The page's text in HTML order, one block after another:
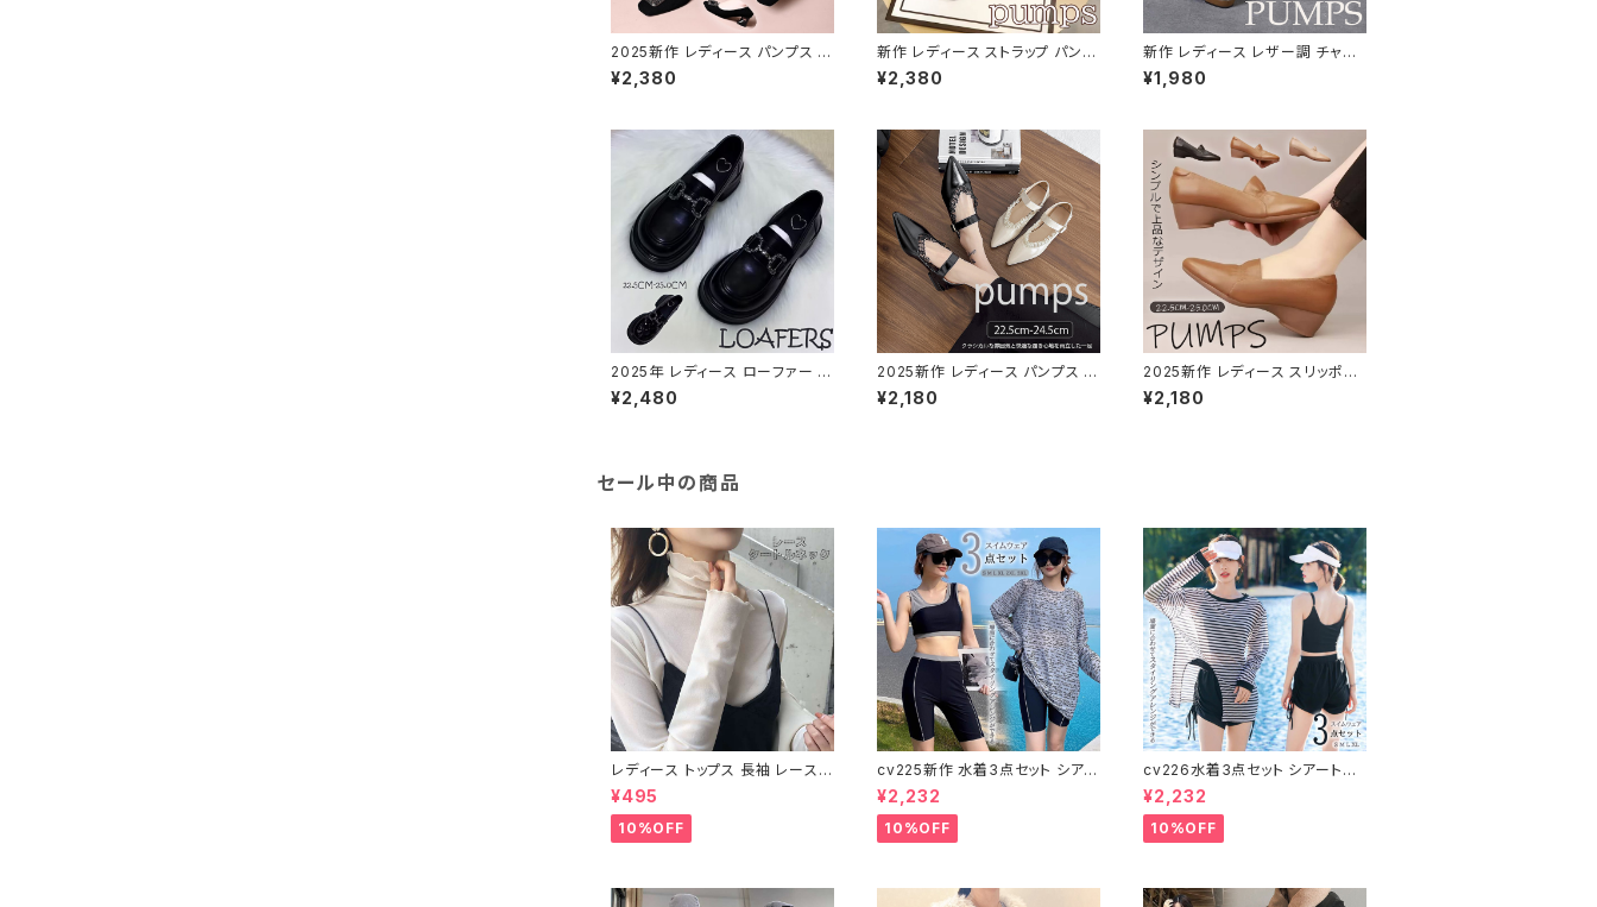
2025新作 レディース パンプス 靴
スクエア ソフト フィット ビジュー
柔らかい きれいめ フラット
¥2,380
新作 レディース ストラップ パンプ
ス スクエアトゥお嬢様風 履きやす
い
¥2,380
新作 レディース レザー調 チャン
キーヒール パンプス ポインテッド
トゥ 柔らかい
¥1,980
2025年 レディース ローファー パ
ンプス 光沢 艶感 金具 厚底 黒 グ
リーン 美脚 脚長
¥2,480
2025新作 レディース パンプス レ
ース ストラップ パンプス スタイル
アップ 美脚 脚長
¥2,180
2025新作 レディース スリッポン
チャンキーヒール パンプス ポイン
テッドトゥ ギャザー
¥2,180
セール中の商品
レディース トップス 長袖 レース
タートルネック ファッション 4色
美ライン
¥495
10%OFF
cv225新作 水着3点セット シアー
トップス ラッシュガード 長袖 日焼
け防止 体型カバー
¥2,232
10%OFF
cv226水着3点セット シアートッ
プス ラッシュガード 長袖 日焼け
防止 体型カバー
¥2,232
10%OFF